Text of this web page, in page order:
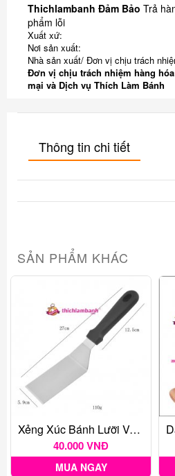
Thichlambanh Đảm Bảo Trả
phẩm lỗi
Xuất xứ:
Nơi sản xuất:
Nhà sản xuất/ Đơn vị chịu trách
Đơn vị chịu trách nhiệm hàng
mại và Dịch vụ Thích Làm Bánh
Thông tin chi tiết
SẢN PHẨM KHÁC
Xẻng Xúc Bánh Lưỡi Vuông Nhỏ
40.000 VNĐ
MUA NGAY